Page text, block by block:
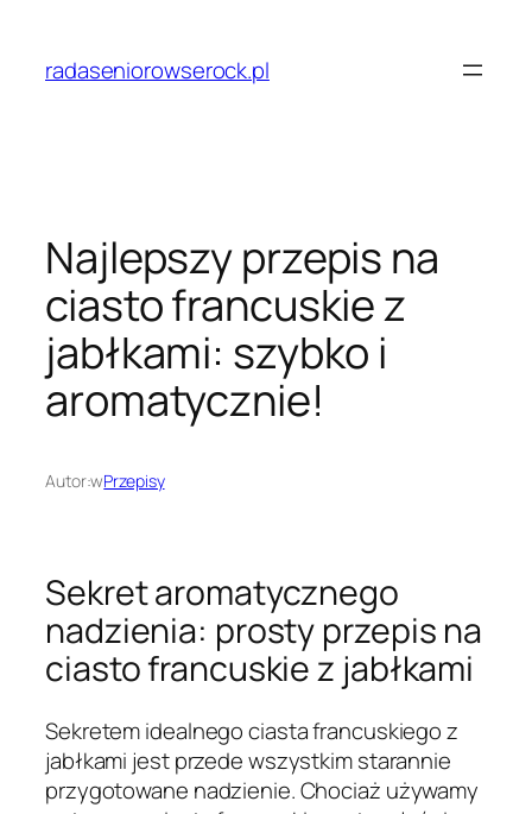
treściradaseniorowserock.pl
Najlepszy przepis na
ciasto francuskie z
jabłkami: szybko i
aromatycznie!
Autor:wPrzepisy
Sekret aromatycznego
nadzienia: prosty przepis na
ciasto francuskie z jabłkami
Sekretem idealnego ciasta francuskiego z
jabłkami jest przede wszystkim starannie
przygotowane nadzienie. Chociaż używamy